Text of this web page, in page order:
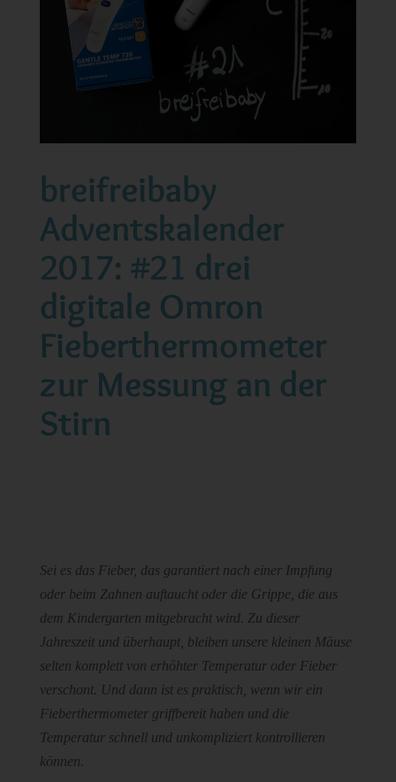
breifreibaby
Adventskalender
2017: #21 drei
digitale Omron
Fieberthermometer
zur Messung an der
Stirn
Sei es das Fieber, das garantiert nach einer Impfung
oder beim Zahnen auftaucht oder die Grippe, die aus
dem Kindergarten mitgebracht wird. Zu dieser
Jahreszeit und überhaupt, bleiben unsere kleinen Mäuse
selten komplett von erhöhter Temperatur oder Fieber
verschont. Und dann ist es praktisch, wenn wir ein
Fieberthermometer griffbereit haben und die
Temperatur schnell und unkompliziert kontrollieren
können.